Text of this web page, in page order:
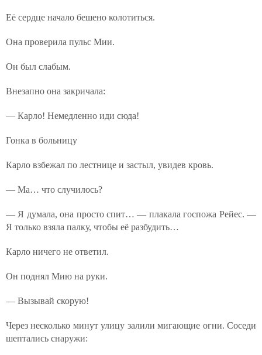
Её сердце начало бешено колотиться.
Она проверила пульс Мии.
Он был слабым.
Внезапно она закричала:
— Карло! Немедленно иди сюда!
Гонка в больницу
Карло взбежал по лестнице и застыл, увидев кровь.
— Ма… что случилось?
— Я думала, она просто спит… — плакала госпожа Рейес. —
Я только взяла палку, чтобы её разбудить…
Карло ничего не ответил.
Он поднял Мию на руки.
— Вызывай скорую!
Через несколько минут улицу залили мигающие огни. Соседи
шептались снаружи: